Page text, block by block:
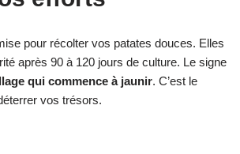
pour récolter vos patates douces. Elles
après 90 à 120 jours de culture. Le signe
qui commence à jaunir. C’est le
vos trésors.